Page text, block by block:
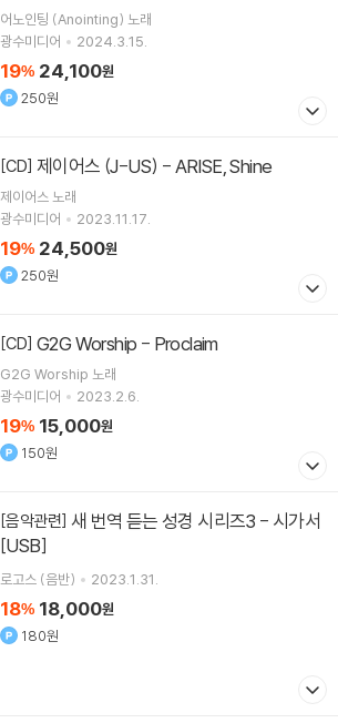
어노인팅 (Anointing) 노래
광수미디어
2024.3.15.
19% 24,100원
250원
[CD] 제이어스 (J-US) - ARISE, Shine
제이어스 노래
광수미디어
2023.11.17.
19% 24,500원
250원
[CD] G2G Worship - Proclaim
G2G Worship 노래
광수미디어
2023.2.6.
19% 15,000원
150원
[음악관련]
[USB]
로고스 (음반) 2023.1.31.
18% 18,000원
180원